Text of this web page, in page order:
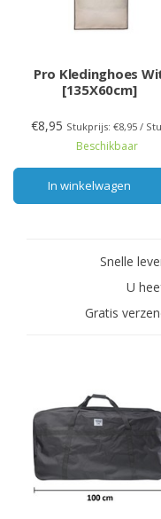
Pro Kledinghoes
[135X60cm]
€8,95 Stukprijs: €8,95 /
Beschikbaar
In winkelwagen
Snelle
U
Gratis